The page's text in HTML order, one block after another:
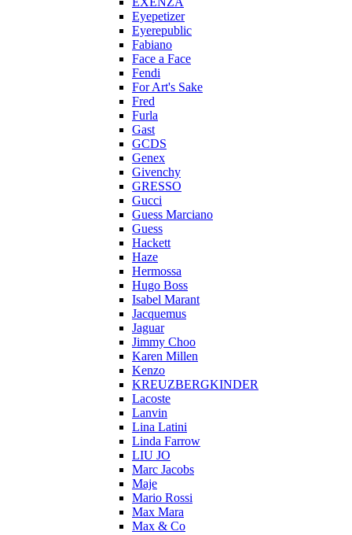
Eyepetizer
Eyerepublic
Fabiano
Face a Face
Fendi
For Art's Sake
Fred
Furla
Gast
GCDS
Genex
Givenchy
GRESSO
Gucci
Guess Marciano
Guess
Hackett
Haze
Hermossa
Hugo Boss
Isabel Marant
Jacquemus
Jaguar
Jimmy Choo
Karen Millen
Kenzo
KREUZBERGKINDER
Lacoste
Lanvin
Lina Latini
Linda Farrow
LIU JO
Marc Jacobs
Maje
Mario Rossi
Max Mara
Max & Co